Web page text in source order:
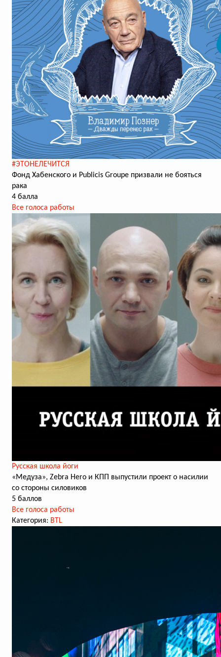
#ЭТОНЕЛЕЧИТСЯ
Фонд Хабенского и Publicis Groupe призвали не бояться
рака
4 балла
Все голоса работы
Русская школа йоги
«Медуза», Zebra Hero и КПП выпустили проект о насилии
со стороны силовиков
5 баллов
Все голоса работы
Категория: BTL